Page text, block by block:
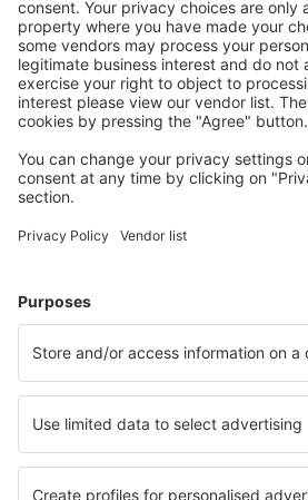
Prețuri atractive și oferte
conectați.
Cazarea preferată
Alege din peste 1,3 mil. de opţiuni:
Cele mai căutate cazări de
Cazare în Sozopol
Cazare în Sunny Beach Cazare în
Cazare în Varna Cazare în Kovacevica
Cazare în Cernomoreț Cazare în